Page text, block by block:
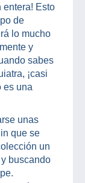
entera! Esto
de
lo mucho
y
sabes
¡casi
es una
unas
que se
un
buscando